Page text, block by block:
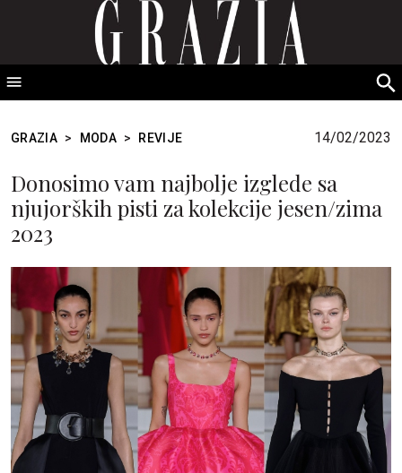
GRAZIA Srbija
GRAZIA > MODA > REVIJE 14/02/2023
Donosimo vam najbolje izglede sa
njujorških pisti za kolekcije jesen/zima
2023